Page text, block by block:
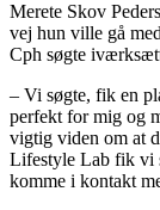
Merete Skov
vej hun ville gå
Cph søgte
– Vi søgte, fik en
perfekt for mig og
vigtig viden om at
Lifestyle Lab fik vi
komme i kontakt